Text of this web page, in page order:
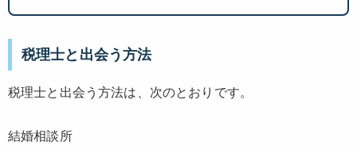
税理士と出会う方法
税理士と出会う方法は、次のとおりです。
結婚相談所